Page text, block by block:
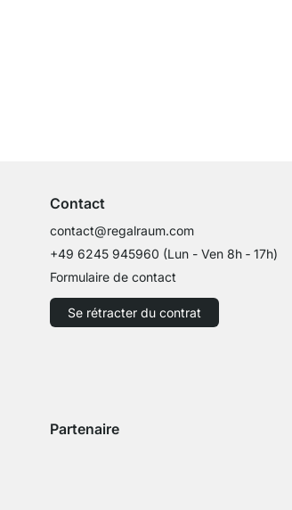
Contact
contact@regalraum.com
+49 6245 945960 (Lun - Ven 8h ‑ 17h)
Formulaire de contact
Se rétracter du contrat
Partenaire